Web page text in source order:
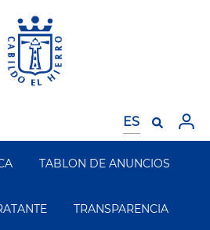
TABLON DE ANUNCIOS
TRANSPARENCIA